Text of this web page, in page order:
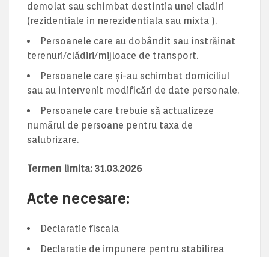
demolat sau schimbat destintia unei cladiri
(rezidentiale in nerezidentiala sau mixta ).
Persoanele care au dobândit sau instrăinat
terenuri/clădiri/mijloace de transport.
Persoanele care și-au schimbat domiciliul
sau au intervenit modificări de date personale.
Persoanele care trebuie să actualizeze
numărul de persoane pentru taxa de
salubrizare.
Termen limita: 31.03.2026
Acte necesare:
Declaratie fiscala
Declaratie de impunere pentru stabilirea